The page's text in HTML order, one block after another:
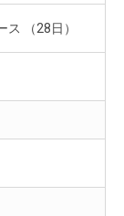
（28日）
（42日）